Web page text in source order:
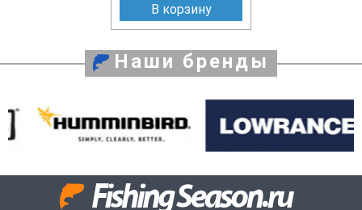
В корзину
Наши бренды